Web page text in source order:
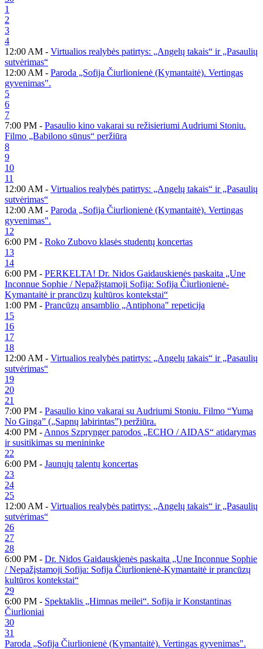
1
2
3
4
12:00 AM - Virtualios realybės patirtys: „Angelų takais“ ir „Pasaulių
sutvėrimas“
12:00 AM - Paroda „Sofija Čiurlionienė (Kymantaitė). Vertingas
gyvenimas".
5
6
7
7:00 PM - Pasaulio kino vakarai su režisieriumi Audriumi Stoniu.
Filmo „Babilono sūnus“ peržiūra
8
9
10
11
12:00 AM - Virtualios realybės patirtys: „Angelų takais“ ir „Pasaulių
sutvėrimas“
12:00 AM - Paroda „Sofija Čiurlionienė (Kymantaitė). Vertingas
gyvenimas".
12
6:00 PM - Roko Zubovo klasės studentų koncertas
13
14
6:00 PM - PERKELTA! Dr. Nidos Gaidauskienės paskaita „Une
Inconnue Sophie / Nepažįstamoji Sofija: Sofija Čiurlionienė-
Kymantaitė ir prancūzų kultūros kontekstai“
1:00 PM - Prancūzų ansamblio „Antiphona" repeticija
15
16
17
18
12:00 AM - Virtualios realybės patirtys: „Angelų takais“ ir „Pasaulių
sutvėrimas“
19
20
21
7:00 PM - Pasaulio kino vakarai su Audriumi Stoniu. Filmo “Yuma
No Ginga” („Sapnų labirintas”) peržiūra.
4:00 PM - Annos Szprynger parodos „ECHO / AIDAS“ atidarymas
ir susitikimas su menininke
22
6:00 PM - Jaunųjų talentų koncertas
23
24
25
12:00 AM - Virtualios realybės patirtys: „Angelų takais“ ir „Pasaulių
sutvėrimas“
26
27
28
6:00 PM - Dr. Nidos Gaidauskienės paskaita „Une Inconnue Sophie
/ Nepažįstamoji Sofija: Sofija Čiurlionienė-Kymantaitė ir prancūzų
kultūros kontekstai“
29
6:00 PM - Spektaklis „Himnas meilei“. Sofija ir Konstantinas
Čiurlioniai
30
31
Paroda „Sofija Čiurlionienė (Kymantaitė). Vertingas gyvenimas".